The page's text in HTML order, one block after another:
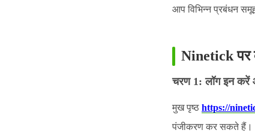
आप विभिन्न प्रबंधन
Ninetick पर
चरण 1: लॉग इन करें
मुख पृष्ठ https://
पंजीकरण कर सकते हैं।